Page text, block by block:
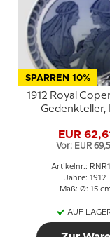
SPARREN 10%
1912 Royal
Gedenkteller,
EUR
Vor: EUR
Artikelnr.:
Jahre: 1912
Maß: Ø: 15
AUF